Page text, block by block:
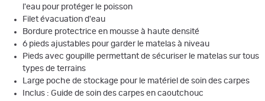
l'eau pour protéger le poisson
Filet évacuation d'eau
Bordure protectrice en mousse à haute densité
6 pieds ajustables pour garder le matelas à niveau
Pieds avec goupille permettant de sécuriser le matelas sur tous
types de terrains
Large poche de stockage pour le matériel de soin des carpes
Inclus : Guide de soin des carpes en caoutchouc